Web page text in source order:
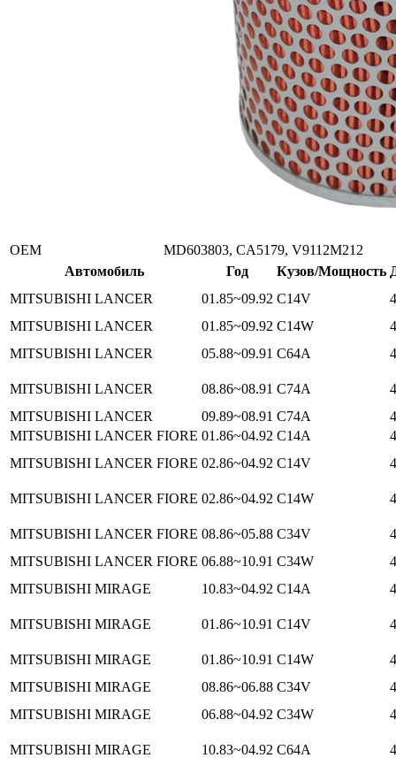
ОЕМ
MD603803, CA5179, V9112M212
Автомобиль
Год Кузов/Мощность
MITSUBISHI LANCER
01.85~09.92 C14V
MITSUBISHI LANCER
01.85~09.92 C14W
MITSUBISHI LANCER
05.88~09.91 C64A
MITSUBISHI LANCER 08.86~08.91 C74A
MITSUBISHI LANCER
09.89~08.91 C74A
MITSUBISHI LANCER FIORE 01.86~04.92 C14A
MITSUBISHI LANCER FIORE 02.86~04.92 C14V
MITSUBISHI LANCER FIORE 02.86~04.92 C14W
MITSUBISHI LANCER FIORE 08.86~05.88 C34V
MITSUBISHI LANCER FIORE 06.88~10.91 C34W
MITSUBISHI MIRAGE
10.83~04.92 C14A
MITSUBISHI MIRAGE 01.86~10.91 C14V
MITSUBISHI MIRAGE 01.86~10.91 C14W
MITSUBISHI MIRAGE
08.86~06.88 C34V
MITSUBISHI MIRAGE
06.88~04.92 C34W
MITSUBISHI MIRAGE 10.83~04.92 C64A